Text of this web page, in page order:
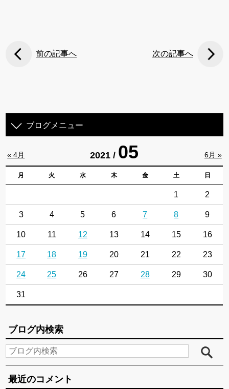
前の記事へ 次の記事へ
ブログメニュー
2021 / 05
月 火 水 木 金 土 日
1 2
3 4 5 6 7 8 9
10 11 12 13 14 15 16
17 18 19 20 21 22 23
24 25 26 27 28 29 30
31
« 4月 6月 »
ブログ内検索
最近のコメント